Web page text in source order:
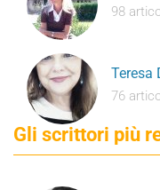
98
Teresa
76
Gli scrittori più